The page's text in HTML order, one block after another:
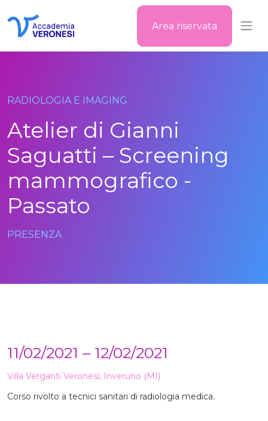
Area riservata
RADIOLOGIA E IMAGING
Atelier di Gianni
Saguatti – Screening
mammografico -
Passato
PRESENZA
11/02/2021 – 12/02/2021
Villa Verganti Veronesi, Inveruno (MI)
Corso rivolto a tecnici sanitari di radiologia medica.